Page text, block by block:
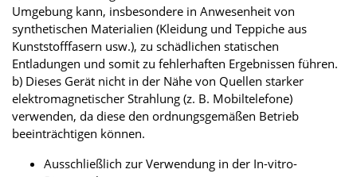
Umgebung kann, insbesondere in Anwesenheit von
synthetischen Materialien (Kleidung und Teppiche aus
Kunststofffasern usw.), zu schädlichen statischen
Entladungen und somit zu fehlerhaften Ergebnissen führen.
b) Dieses Gerät nicht in der Nähe von Quellen starker
elektromagnetischer Strahlung (z. B. Mobiltelefone)
verwenden, da diese den ordnungsgemäßen Betrieb
beeinträchtigen können.
Ausschließlich zur Verwendung in der In-vitro-